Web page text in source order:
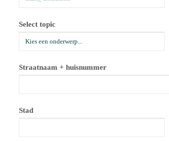
Select topic
Straatnaam + huisnummer
Stad